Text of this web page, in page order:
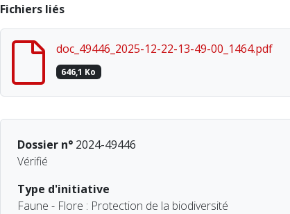
Fichiers liés
doc_49446_2025-12-22-13-49-00_1464.pdf
646,1 Ko
Dossier n°2024-49446
Vérifié
Type d'initiative
Faune - Flore : Protection de la biodiversité